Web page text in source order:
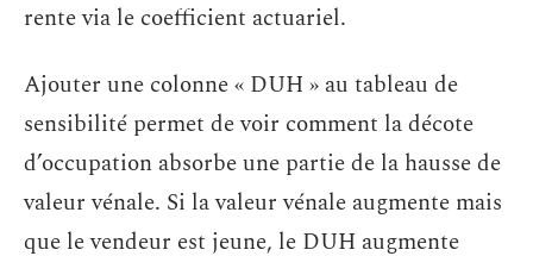
rente via le coefficient actuariel.
Ajouter une colonne « DUH » au tableau de
sensibilité permet de voir comment la décote
d’occupation absorbe une partie de la hausse de
valeur vénale. Si la valeur vénale augmente mais
que le vendeur est jeune, le DUH augmente